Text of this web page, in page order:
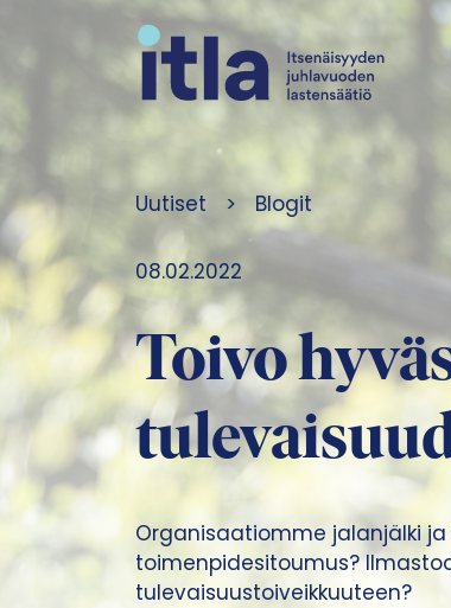
Siirry sisältöön
Uutiset > Blogit
08.02.2022
Toivo
Organisaatiomme jalanjälki ja
toimenpidesitoumus?
tulevaisuustoiveikkuuteen?